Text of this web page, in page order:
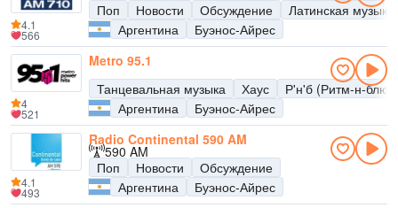
Поп
Новости Обсуждение
Латинская музыка
Аргентина
Буэнос-Айрес
4.1
566
Metro 95.1
Танцевальная музыка
Хаус
Р'н'б (Ритм-н-блюз)
Аргентина
Буэнос-Айрес
4
521
Radio Continental 590 AM
590 AM
Поп
Новости
Обсуждение
Аргентина
Буэнос-Айрес
4.1
493